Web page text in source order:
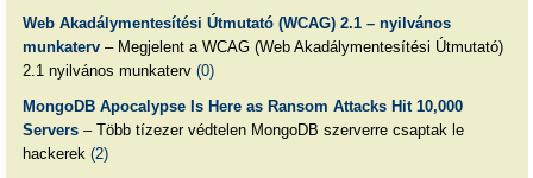
Web Akadálymentesítési Útmutató (WCAG) 2.1 – nyilvános
munkaterv– Megjelent a WCAG (Web Akadálymentesítési Útmutató)
2.1 nyilvános munkaterv (0)
MongoDB Apocalypse Is Here as Ransom Attacks Hit 10,000
Servers– Több tízezer védtelen MongoDB szerverre csaptak le
hackerek (2)